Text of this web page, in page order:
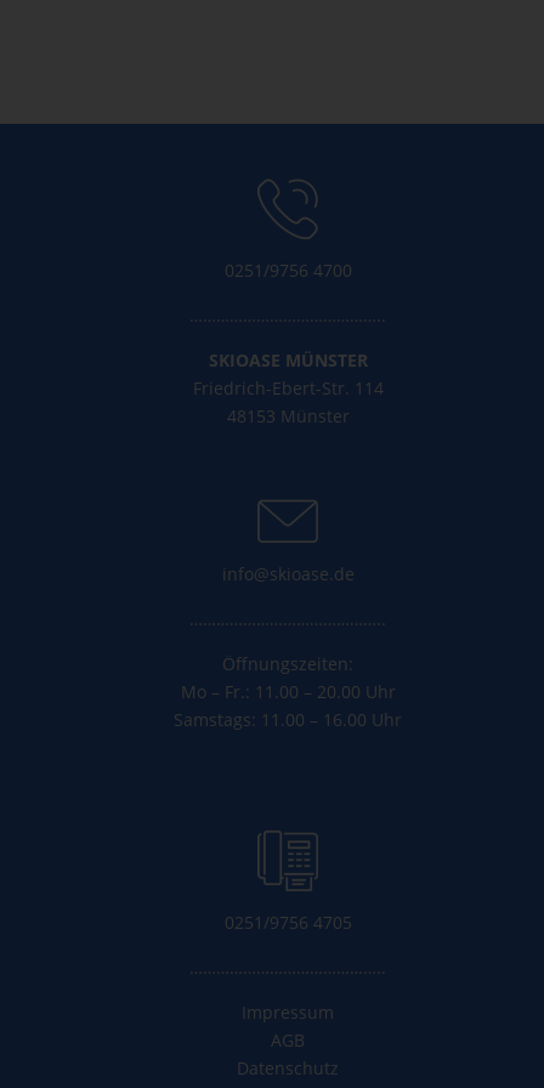
0251/9756 4700
……………………………………..
SKIOASE MÜNSTER
Friedrich-Ebert-Str. 114
48153 Münster
info@skioase.de
……………………………………..
Öffnungszeiten:
Mo – Fr.: 11.00 – 20.00 Uhr
Samstags: 11.00 – 16.00 Uhr
0251/9756 4705
……………………………………..
Impressum
AGB
Datenschutz